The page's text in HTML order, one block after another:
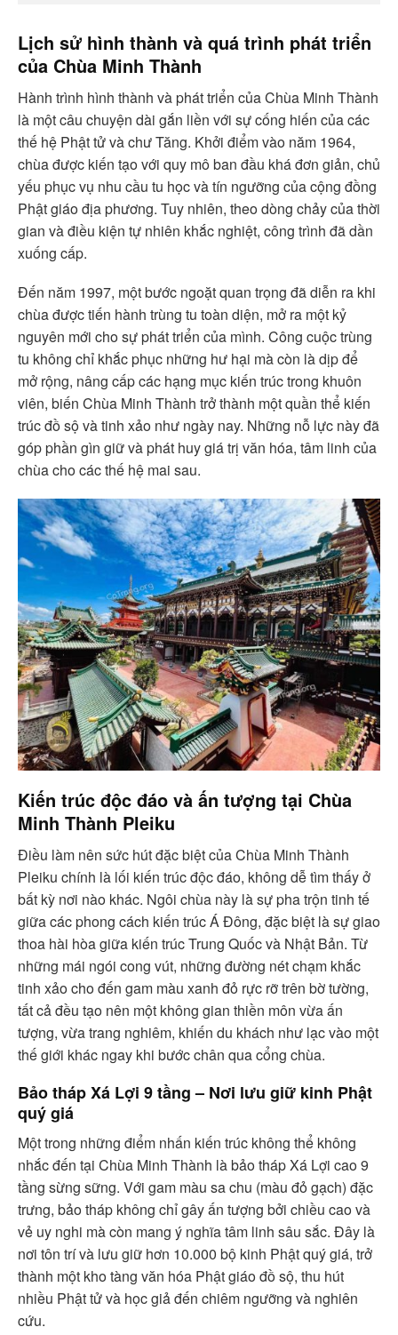
Lịch sử hình thành và quá trình phát triển
của Chùa Minh Thành
Hành trình hình thành và phát triển của Chùa Minh Thành
là một câu chuyện dài gắn liền với sự cống hiến của các
thế hệ Phật tử và chư Tăng. Khởi điểm vào năm 1964,
chùa được kiến tạo với quy mô ban đầu khá đơn giản, chủ
yếu phục vụ nhu cầu tu học và tín ngưỡng của cộng đồng
Phật giáo địa phương. Tuy nhiên, theo dòng chảy của thời
gian và điều kiện tự nhiên khắc nghiệt, công trình đã dần
xuống cấp.
Đến năm 1997, một bước ngoặt quan trọng đã diễn ra khi
chùa được tiến hành trùng tu toàn diện, mở ra một kỷ
nguyên mới cho sự phát triển của mình. Công cuộc trùng
tu không chỉ khắc phục những hư hại mà còn là dịp để
mở rộng, nâng cấp các hạng mục kiến trúc trong khuôn
viên, biến Chùa Minh Thành trở thành một quần thể kiến
trúc đồ sộ và tinh xảo như ngày nay. Những nỗ lực này đã
góp phần gìn giữ và phát huy giá trị văn hóa, tâm linh của
chùa cho các thế hệ mai sau.
Kiến trúc độc đáo và ấn tượng tại Chùa
Minh Thành Pleiku
Điều làm nên sức hút đặc biệt của Chùa Minh Thành
Pleiku chính là lối kiến trúc độc đáo, không dễ tìm thấy ở
bất kỳ nơi nào khác. Ngôi chùa này là sự pha trộn tinh tế
giữa các phong cách kiến trúc Á Đông, đặc biệt là sự giao
thoa hài hòa giữa kiến trúc Trung Quốc và Nhật Bản. Từ
những mái ngói cong vút, những đường nét chạm khắc
tinh xảo cho đến gam màu xanh đỏ rực rỡ trên bờ tường,
tất cả đều tạo nên một không gian thiền môn vừa ấn
tượng, vừa trang nghiêm, khiến du khách như lạc vào một
thế giới khác ngay khi bước chân qua cổng chùa.
Bảo tháp Xá Lợi 9 tầng – Nơi lưu giữ kinh Phật
quý giá
Một trong những điểm nhấn kiến trúc không thể không
nhắc đến tại Chùa Minh Thành là bảo tháp Xá Lợi cao 9
tầng sừng sững. Với gam màu sa chu (màu đỏ gạch) đặc
trưng, bảo tháp không chỉ gây ấn tượng bởi chiều cao và
vẻ uy nghi mà còn mang ý nghĩa tâm linh sâu sắc. Đây là
nơi tôn trí và lưu giữ hơn 10.000 bộ kinh Phật quý giá, trở
thành một kho tàng văn hóa Phật giáo đồ sộ, thu hút
nhiều Phật tử và học giả đến chiêm ngưỡng và nghiên
cứu.